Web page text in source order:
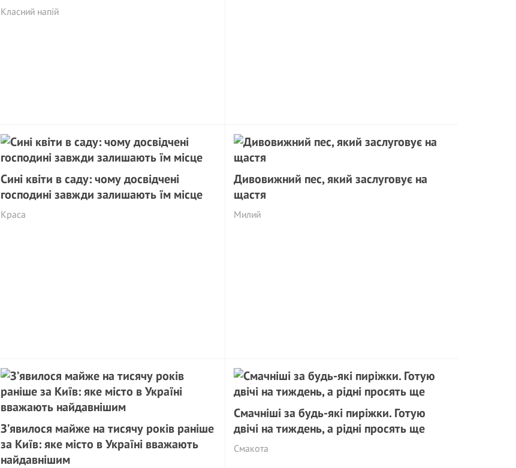
Класний напій
Сині квіти в саду: чому досвідчені
господині завжди залишають їм місце
Краса
Дивовижний пес, який заслуговує на
щастя
Милий
З’явилося майже на тисячу років раніше
за Київ: яке місто в Україні вважають
найдавнішим
Смачніші за будь-які пиріжки. Готую
двічі на тиждень, а рідні просять ще
Смакота